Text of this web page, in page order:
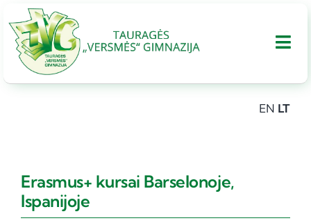
to
content
Tarptautinis bakalaureatas
EN LT
Erasmus+ kursai Barselonoje,
Ispanijoje